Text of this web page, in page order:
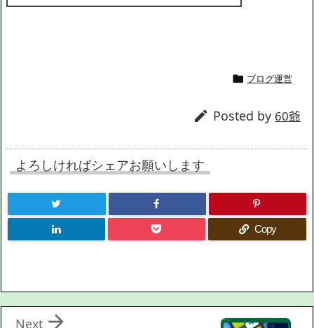
 ブログ運営
 Posted by 60爺
よろしければシェアお願いします
Copy

Next